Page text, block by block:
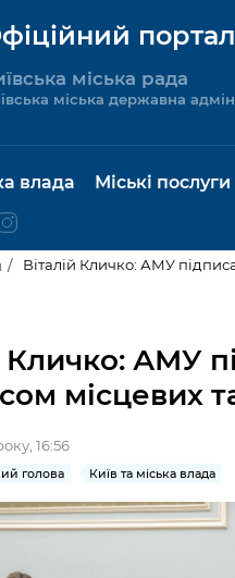
міська рада
міська державна
влада
міська рада
КМДА
Міські послуги
послуги
Пільги,
Паспорт,
довідки
Віталій Кличко: АМУ
Кличко: АМУ
місцевих
16:56
голова Київ та міська влада